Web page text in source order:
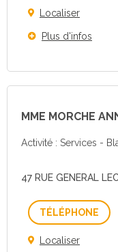
Localiser
Plus d'infos
MME MORCHE
Activité : Services -
47 RUE GENERAL
Localiser